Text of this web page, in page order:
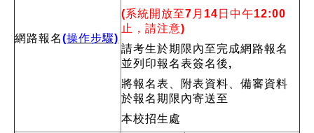
網路報名(操作步驟)
(系統開放至7月14日中午12:00
止，請注意)
請考生於期限內至完成網路報名
並列印報名表簽名後,
將報名表、附表資料、備審資料
於報名期限內寄送至
本校招生處